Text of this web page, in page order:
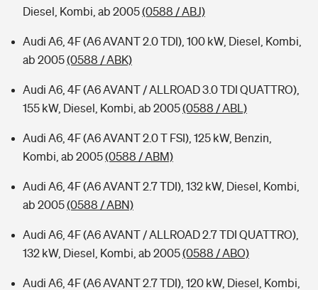
Diesel, Kombi, ab 2005(0588 / ABJ)
Audi A6, 4F (A6 AVANT 2.0 TDI), 100 kW, Diesel, Kombi,
ab 2005(0588 / ABK)
Audi A6, 4F (A6 AVANT / ALLROAD 3.0 TDI QUATTRO),
155 kW, Diesel, Kombi, ab 2005(0588 / ABL)
Audi A6, 4F (A6 AVANT 2.0 T FSI), 125 kW, Benzin,
Kombi, ab 2005(0588 / ABM)
Audi A6, 4F (A6 AVANT 2.7 TDI), 132 kW, Diesel, Kombi,
ab 2005(0588 / ABN)
Audi A6, 4F (A6 AVANT / ALLROAD 2.7 TDI QUATTRO),
132 kW, Diesel, Kombi, ab 2005(0588 / ABO)
Audi A6, 4F (A6 AVANT 2.7 TDI), 120 kW, Diesel, Kombi,